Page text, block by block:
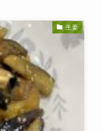
生姜